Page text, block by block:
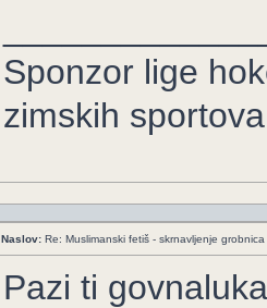
Sponzor lige
zimskih
Naslov: Re: Muslimanski fetiš - skrnavljenje
Pazi ti